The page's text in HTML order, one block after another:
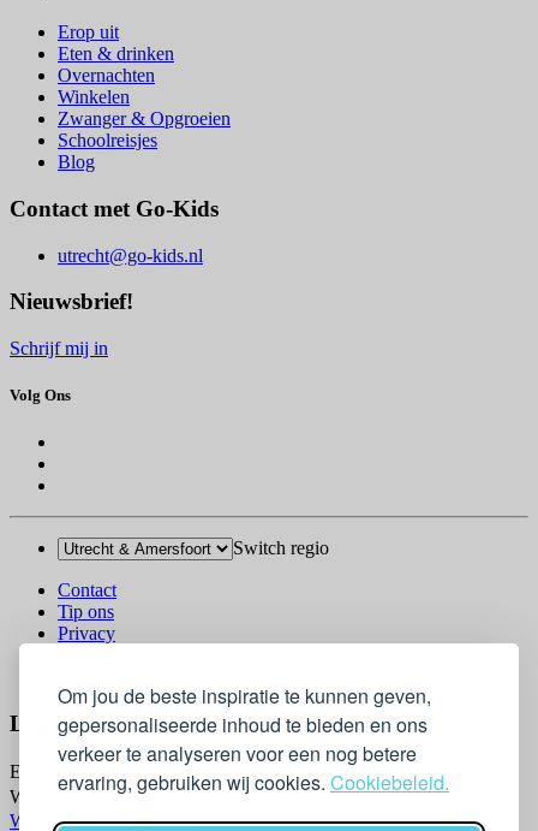
Om jou de beste inspiratie te kunnen geven,
gepersonaliseerde inhoud te bieden en ons
verkeer te analyseren voor een nog betere
ervaring, gebruiken wij cookies. Cookiebeleid.
Erop uit
Eten & drinken
Overnachten
Winkelen
Zwanger & Opgroeien
Schoolreisjes
Blog
Contact met Go-Kids
utrecht@go-kids.nl
Nieuwsbrief!
Schrijf mij in
Volg Ons
Switch regio
Contact
Tip ons
Privacy
Log In
Email
Wachtwoord
Wachtwoord vergeten?